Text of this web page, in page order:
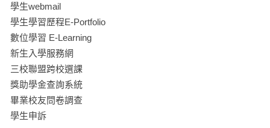
學生webmail
學生學習歷程E-Portfolio
數位學習 E-Learning
新生入學服務網
三校聯盟跨校選課
獎助學金查詢系統
畢業校友問卷調查
學生申訴